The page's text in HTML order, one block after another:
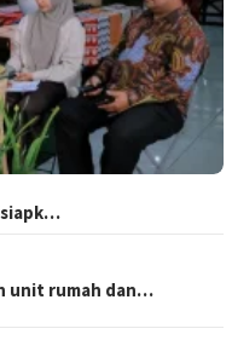
unit rumah dan…